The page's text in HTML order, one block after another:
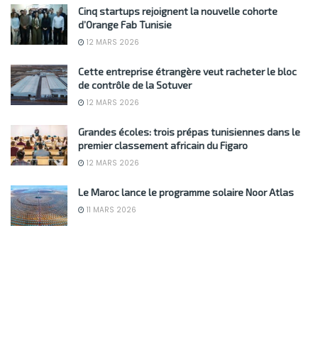
Cinq startups rejoignent la nouvelle cohorte
d’Orange Fab Tunisie
12 MARS 2026
Cette entreprise étrangère veut racheter le bloc
de contrôle de la Sotuver
12 MARS 2026
Grandes écoles: trois prépas tunisiennes dans le
premier classement africain du Figaro
12 MARS 2026
Le Maroc lance le programme solaire Noor Atlas
11 MARS 2026